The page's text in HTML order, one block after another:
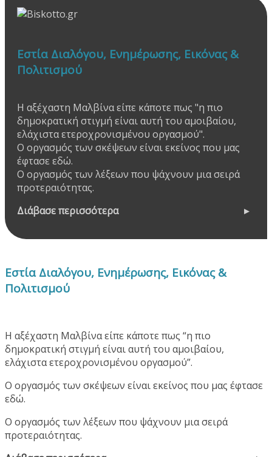
Εστία Διαλόγου, Ενημέρωσης, Εικόνας &
Πολιτισμού
Η αξέχαστη Μαλβίνα είπε κάποτε πως "η πιο
δημοκρατική στιγμή είναι αυτή του αμοιβαίου,
ελάχιστα ετεροχρονισμένου οργασμού".
Ο οργασμός των σκέψεων είναι εκείνος που μας
έφτασε εδώ.
Ο οργασμός των λέξεων που ψάχνουν μια σειρά
προτεραιότητας.
Διάβασε περισσότερα
Εστία Διαλόγου, Ενημέρωσης, Εικόνας &
Πολιτισμού
Η αξέχαστη Μαλβίνα είπε κάποτε πως “η πιο
δημοκρατική στιγμή είναι αυτή του αμοιβαίου,
ελάχιστα ετεροχρονισμένου οργασμού”.
Ο οργασμός των σκέψεων είναι εκείνος που μας έφτασε
εδώ.
Ο οργασμός των λέξεων που ψάχνουν μια σειρά
προτεραιότητας.